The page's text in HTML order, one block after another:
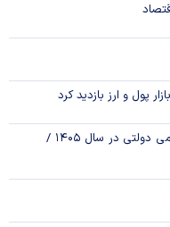
پول و ارز بازدید کرد
نتایج نهمین مرحله از حراج اوراق مالی اسلامی دولتی در سال ۱۴۰۵ /